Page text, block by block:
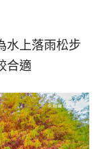
水上落雨松步
合適